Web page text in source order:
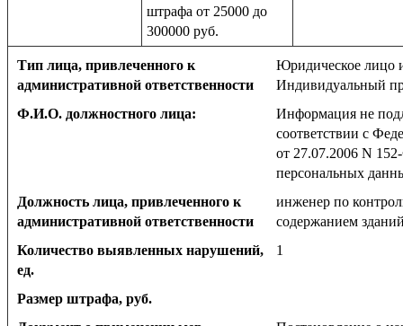
штрафа от 25000 до
300000 руб.
Тип лица, привлеченного к
административной ответственности
Юридическое лицо
Индивидуальный
Ф.И.О. должностного лица:
Информация не
соответствии с
от 27.07.2006 N
персональных
Должность лица, привлеченного к
административной ответственности
инженер по
содержанием
Количество выявленных нарушений,
ед.
1
Размер штрафа, руб.